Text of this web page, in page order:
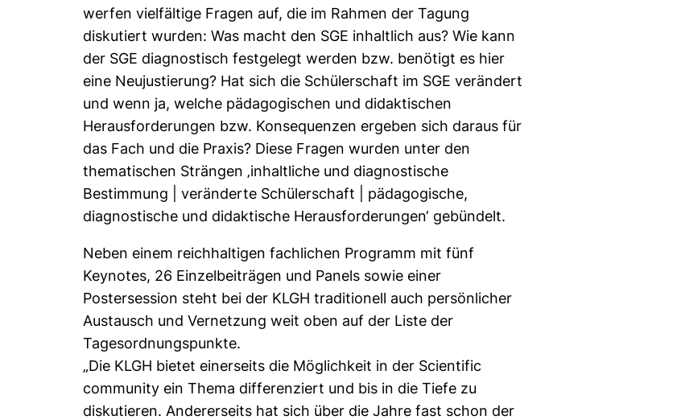
werfen vielfältige Fragen auf, die im Rahmen der Tagung
diskutiert wurden: Was macht den SGE inhaltlich aus? Wie kann
der SGE diagnostisch festgelegt werden bzw. benötigt es hier
eine Neujustierung? Hat sich die Schülerschaft im SGE verändert
und wenn ja, welche pädagogischen und didaktischen
Herausforderungen bzw. Konsequenzen ergeben sich daraus für
das Fach und die Praxis? Diese Fragen wurden unter den
thematischen Strängen ‚inhaltliche und diagnostische
Bestimmung | veränderte Schülerschaft | pädagogische,
diagnostische und didaktische Herausforderungen‘ gebündelt.
Neben einem reichhaltigen fachlichen Programm mit fünf
Keynotes, 26 Einzelbeiträgen und Panels sowie einer
Postersession steht bei der KLGH traditionell auch persönlicher
Austausch und Vernetzung weit oben auf der Liste der
Tagesordnungspunkte.
„Die KLGH bietet einerseits die Möglichkeit in der Scientific
community ein Thema differenziert und bis in die Tiefe zu
diskutieren. Andererseits hat sich über die Jahre fast schon der